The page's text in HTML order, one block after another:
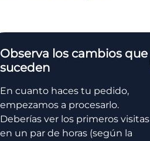
Observa los cambios que
suceden
En cuanto haces tu pedido,
empezamos a procesarlo.
Deberías ver los primeros visitas
en un par de horas (según la